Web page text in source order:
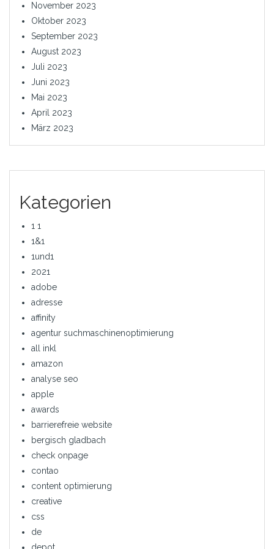
November 2023
Oktober 2023
September 2023
August 2023
Juli 2023
Juni 2023
Mai 2023
April 2023
März 2023
Kategorien
1 1
1&1
1und1
2021
adobe
adresse
affinity
agentur suchmaschinenoptimierung
all inkl
amazon
analyse seo
apple
awards
barrierefreie website
bergisch gladbach
check onpage
contao
content optimierung
creative
css
de